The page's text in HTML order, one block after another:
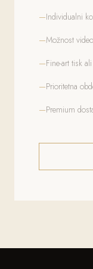
Individualni
Možnost
Fine-art tisk
Prioritetna
Premium